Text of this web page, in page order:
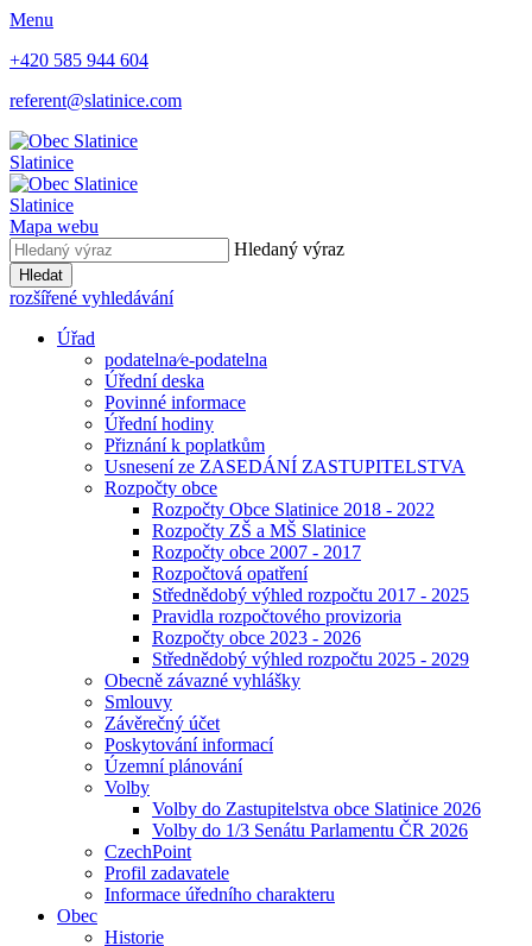
Menu
+420 585 944 604
referent@slatinice.com
Slatinice
Slatinice
Mapa webu
Hledaný výraz
Hledat
rozšířené vyhledávání
Úřad
podatelna⁄e-podatelna
Úřední deska
Povinné informace
Úřední hodiny
Přiznání k poplatkům
Usnesení ze ZASEDÁNÍ ZASTUPITELSTVA
Rozpočty obce
Rozpočty Obce Slatinice 2018 - 2022
Rozpočty ZŠ a MŠ Slatinice
Rozpočty obce 2007 - 2017
Rozpočtová opatření
Střednědobý výhled rozpočtu 2017 - 2025
Pravidla rozpočtového provizoria
Rozpočty obce 2023 - 2026
Střednědobý výhled rozpočtu 2025 - 2029
Obecně závazné vyhlášky
Smlouvy
Závěrečný účet
Poskytování informací
Územní plánování
Volby
Volby do Zastupitelstva obce Slatinice 2026
Volby do 1/3 Senátu Parlamentu ČR 2026
CzechPoint
Profil zadavatele
Informace úředního charakteru
Obec
Historie